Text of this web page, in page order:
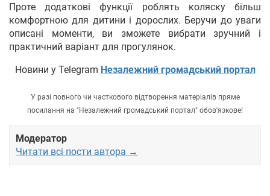
Проте додаткові функції роблять коляску більш
комфортною для дитини і дорослих. Беручи до уваги
описані моменти, ви зможете вибрати зручний і
практичний варіант для прогулянок.
Новини у Telegram Незалежний громадський портал
У разі повного чи часткового відтворення матеріалів пряме
посилання на "Незалежний громадський портал" обов'язкове!
Модератор
Читати всі пости автора →